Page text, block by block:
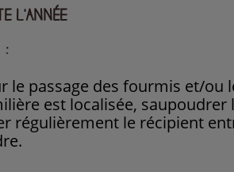
L'ANNÉE
:
le passage des fourmis et/ou
est localisée, saupoudrer
régulièrement le récipient